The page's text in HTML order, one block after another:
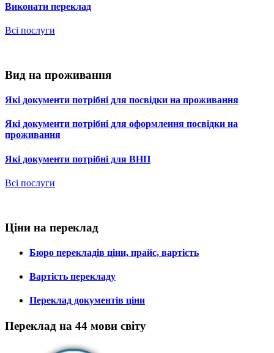
Виконати переклад
Всі послуги
Вид на проживання
Які документи потрібні для посвідки на проживання
Які документи потрібні для оформлення посвідки на
проживання
Які документи потрібні для ВНП
Всі послуги
Ціни на переклад
Бюро перекладів ціни, прайс, вартість
Вартість перекладу
Переклад документів ціни
Переклад на 44 мови світу